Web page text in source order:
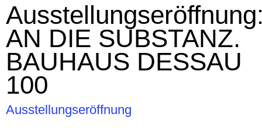
AN DIE SUBSTANZ.
BAUHAUS DESSAU
100
Ausstellungseröffnung